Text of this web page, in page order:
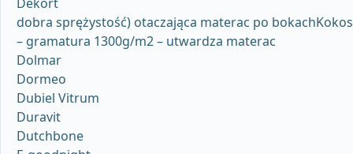
dobra sprężystość) otaczająca materac po bokachKokos
– gramatura 1300g/m2 – utwardza materac
Dolmar
Dormeo
Dubiel Vitrum
Duravit
Dutchbone